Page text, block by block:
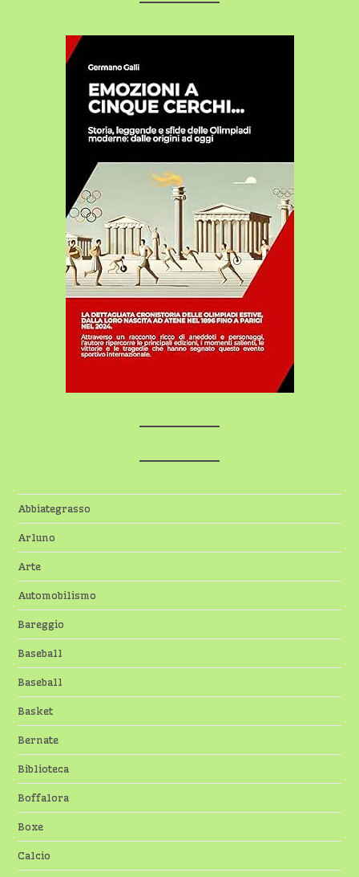
Abbiategrasso
Arluno
Arte
Automobilismo
Bareggio
Baseball
Baseball
Basket
Bernate
Biblioteca
Boffalora
Boxe
Calcio